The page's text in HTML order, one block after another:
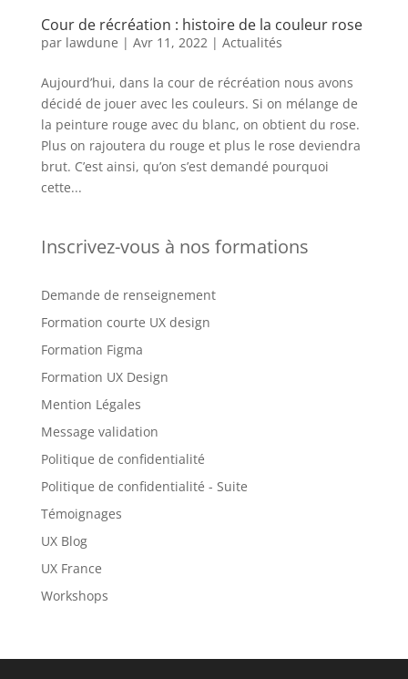
Cour de récréation : histoire de la couleur rose
par lawdune | Avr 11, 2022 | Actualités
Aujourd’hui, dans la cour de récréation nous avons
décidé de jouer avec les couleurs. Si on mélange de
la peinture rouge avec du blanc, on obtient du rose.
Plus on rajoutera du rouge et plus le rose deviendra
brut. C’est ainsi, qu’on s’est demandé pourquoi
cette...
Inscrivez-vous à nos formations
Demande de renseignement
Formation courte UX design
Formation Figma
Formation UX Design
Mention Légales
Message validation
Politique de confidentialité
Politique de confidentialité - Suite
Témoignages
UX Blog
UX France
Workshops